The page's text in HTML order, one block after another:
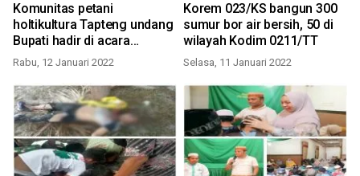
Komunitas petani
holtikultura Tapteng undang
Bupati hadir di acara
syukuran bona taon
Rabu, 12 Januari 2022
Korem 023/KS bangun 300
sumur bor air bersih, 50 di
wilayah Kodim 0211/TT
Selasa, 11 Januari 2022